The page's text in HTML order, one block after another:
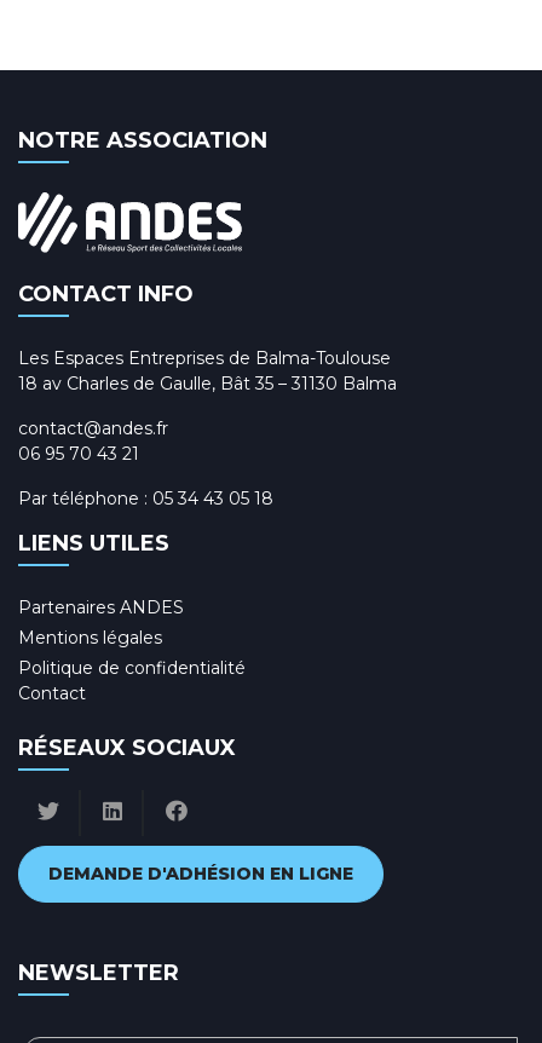
NOTRE ASSOCIATION
CONTACT INFO
Les Espaces Entreprises de Balma-Toulouse
18 av Charles de Gaulle, Bât 35 – 31130 Balma
contact@andes.fr
06 95 70 43 21
Par téléphone : 05 34 43 05 18
LIENS UTILES
Partenaires ANDES
Mentions légales
Politique de confidentialité
Contact
RÉSEAUX SOCIAUX
DEMANDE D'ADHÉSION EN LIGNE
NEWSLETTER